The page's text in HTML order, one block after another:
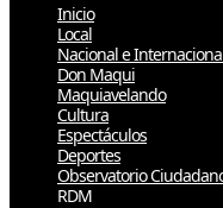
Inicio
Local
Nacional e
Don Maqui
Maquiavelando
Cultura
Espectáculos
Deportes
Observatorio
RDM